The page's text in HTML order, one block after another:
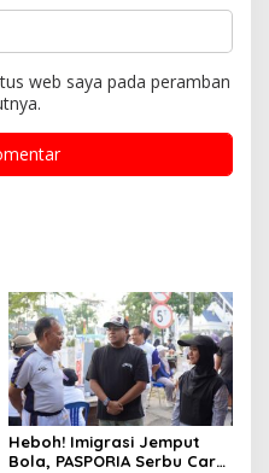
web saya pada peramban
Heboh! Imigrasi Jemput
Bola, PASPORIA Serbu Car